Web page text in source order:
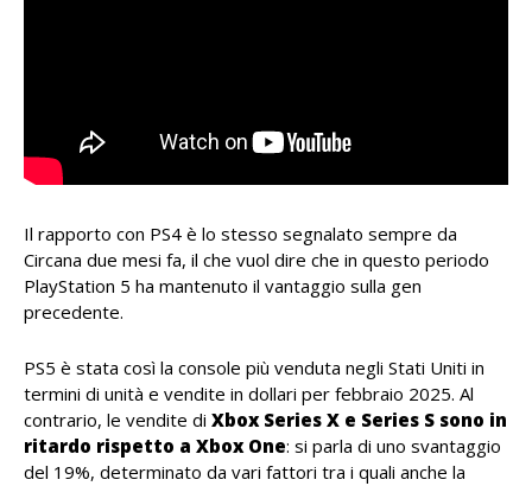
Il rapporto con PS4 è lo stesso segnalato sempre da
Circana due mesi fa, il che vuol dire che in questo periodo
PlayStation 5 ha mantenuto il vantaggio sulla gen
precedente.
PS5 è stata così la console più venduta negli Stati Uniti in
termini di unità e vendite in dollari per febbraio 2025. Al
contrario, le vendite di Xbox Series X e Series S sono in
ritardo rispetto a Xbox One: si parla di uno svantaggio
del 19%, determinato da vari fattori tra i quali anche la